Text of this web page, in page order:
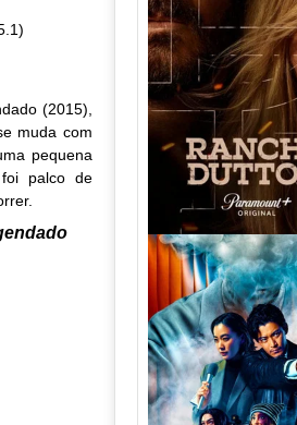
(2015),
muda com
pequena
palco de
Rancho Dutton
Temporada
WEB-DL 1080p
Vapor Humano 1ª
Torrent (2026)
Dual Áudio